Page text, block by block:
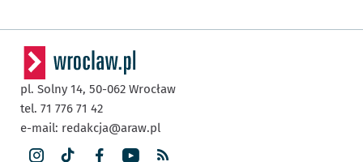
pl. Solny 14, 50-062 Wrocław
tel. 71 776 71 42
e-mail: redakcja@araw.pl